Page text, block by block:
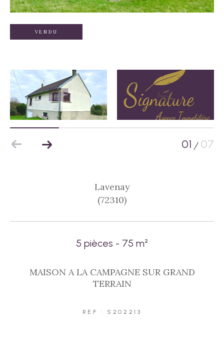
VENDU
01 / 07
Lavenay
(72310)
5 pièces - 75 m²
MAISON A LA CAMPAGNE SUR GRAND
TERRAIN
REF : S202213